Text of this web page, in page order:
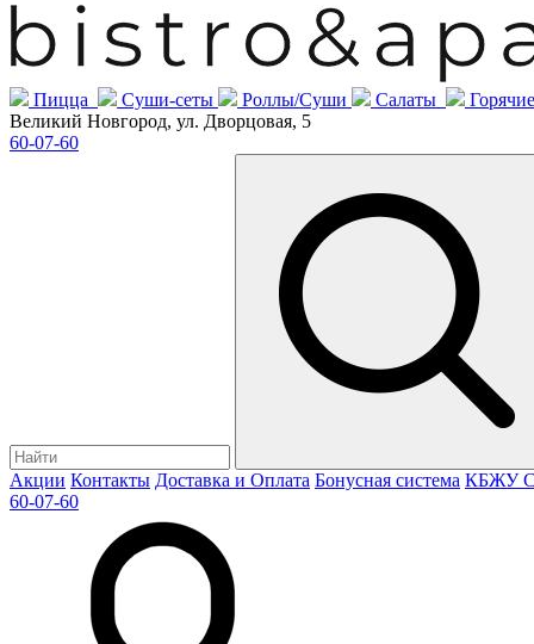
Пицца Суши-сеты Роллы/Суши Салаты
Великий Новгород, ул. Дворцовая, 5
60-07-60
Акции Контакты Доставка и Оплата Бонусная система КБЖУ
60-07-60